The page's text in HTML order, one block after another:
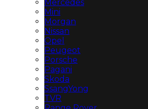
Mercedes
Mini
Morgan
Nissan
Opel
Peugeot
Porsche
Pagani
Skoda
SsangYong
TVR